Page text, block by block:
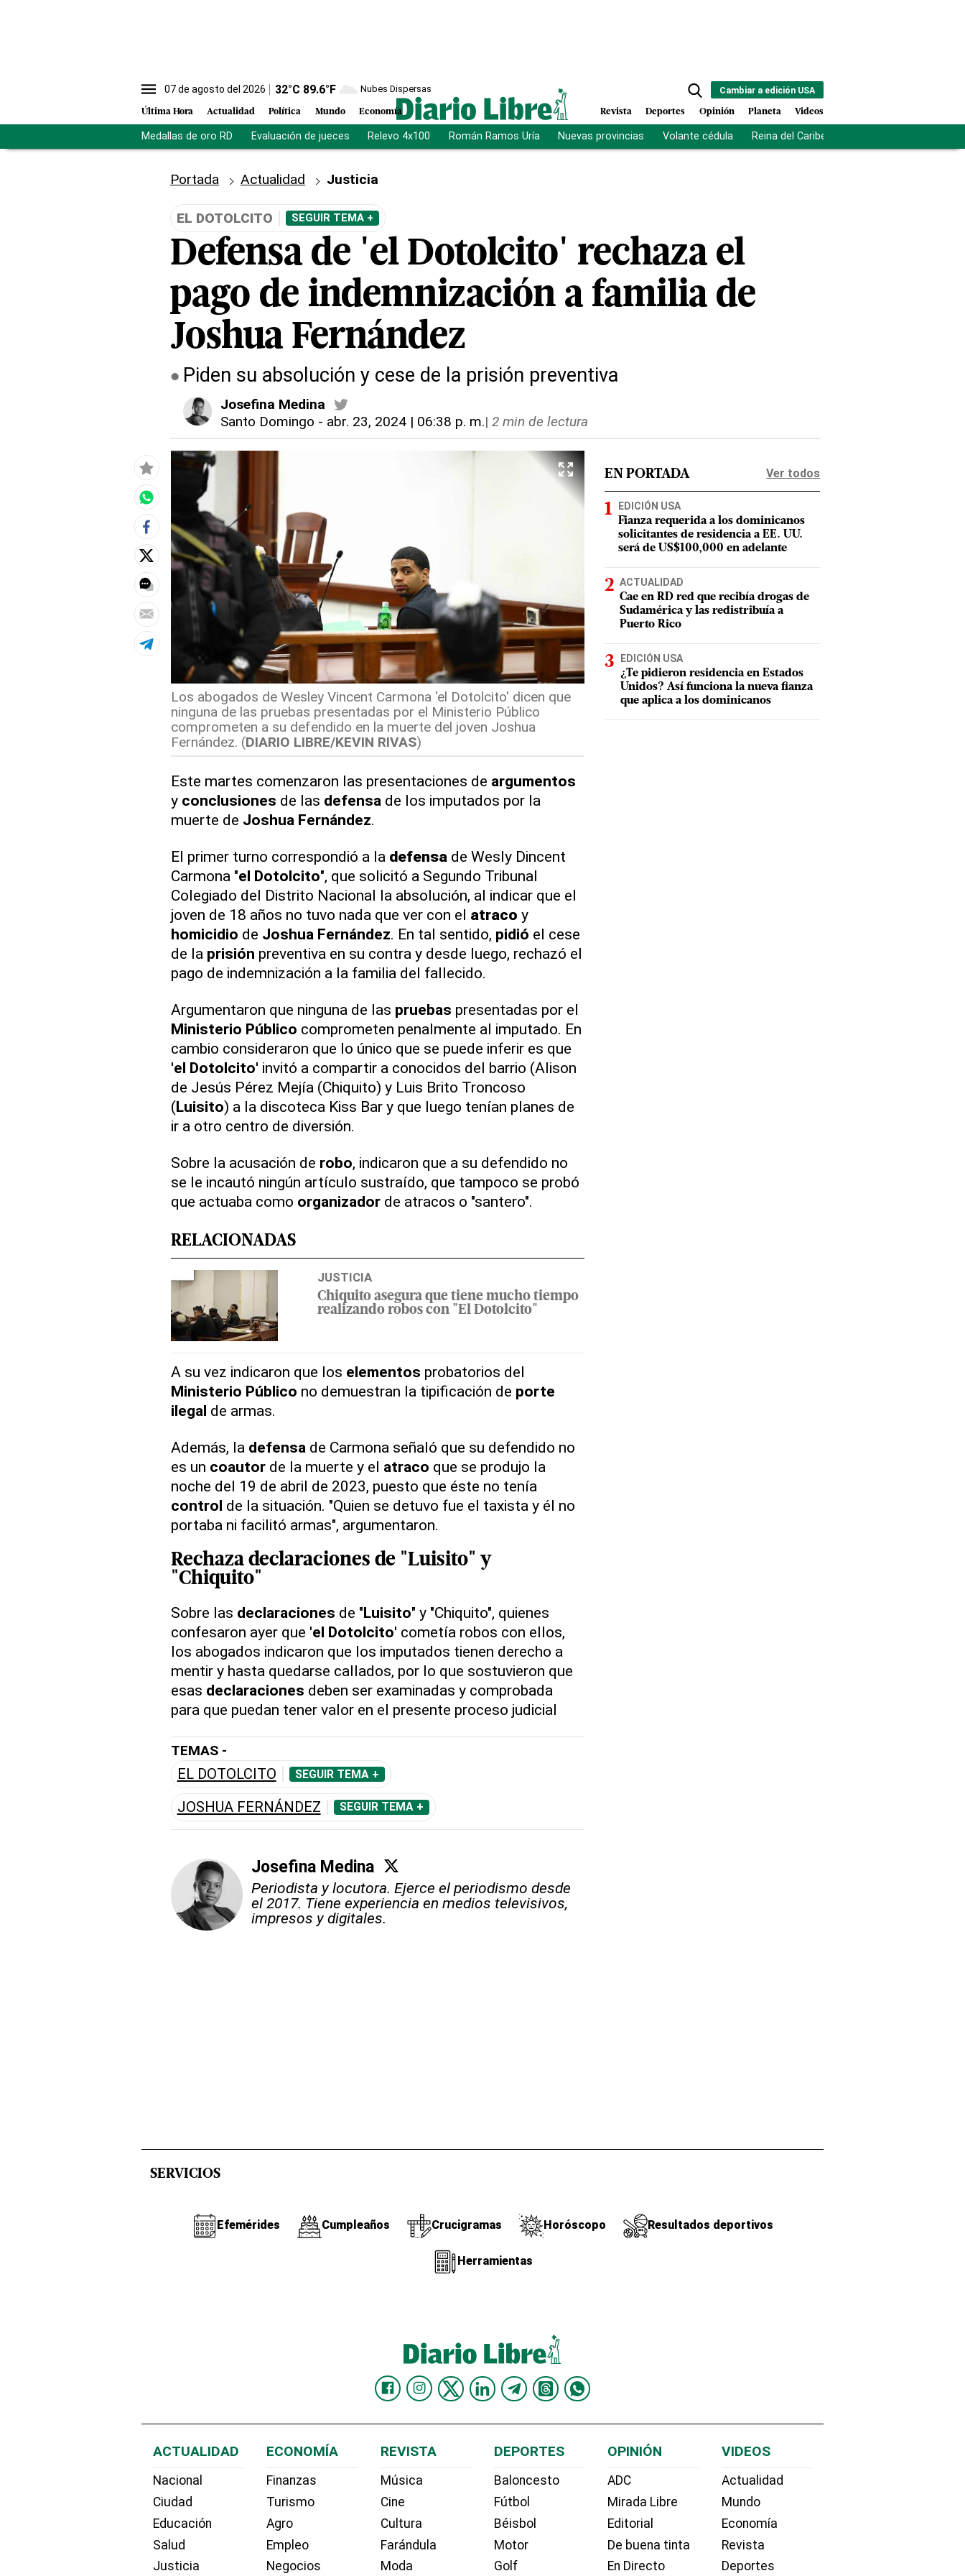
07 de agosto del 2026 32°C 89.6°F Nubes Dispersas
Última Hora Actualidad Política Mundo Economía
Cambiar a edición USA
Revista Deportes Opinión Planeta Videos
Medallas de oro RD Evaluación de jueces Relevo 4x100 Román Ramos Uría Nuevas provincias Volante cédula Reina del Caribe
Portada Actualidad Justicia
EL DOTOLCITO SEGUIR TEMA +
Defensa de 'el Dotolcito' rechaza el
pago de indemnización a familia de
Joshua Fernández
Piden su absolución y cese de la prisión preventiva
Josefina Medina
Santo Domingo - abr. 23, 2024 | 06:38 p. m.| 2 min de lectura
Los abogados de Wesley Vincent Carmona 'el Dotolcito' dicen que
ninguna de las pruebas presentadas por el Ministerio Público
comprometen a su defendido en la muerte del joven Joshua
Fernández. (DIARIO LIBRE/KEVIN RIVAS)
Este martes comenzaron las presentaciones de argumentos
y conclusiones de las defensa de los imputados por la
muerte de Joshua Fernández.
El primer turno correspondió a la defensa de Wesly Dincent
Carmona "el Dotolcito", que solicitó a Segundo Tribunal
Colegiado del Distrito Nacional la absolución, al indicar que el
joven de 18 años no tuvo nada que ver con el atraco y
homicidio de Joshua Fernández. En tal sentido, pidió el cese
de la prisión preventiva en su contra y desde luego, rechazó el
pago de indemnización a la familia del fallecido.
Argumentaron que ninguna de las pruebas presentadas por el
Ministerio Público comprometen penalmente al imputado. En
cambio consideraron que lo único que se puede inferir es que
'el Dotolcito' invitó a compartir a conocidos del barrio (Alison
de Jesús Pérez Mejía (Chiquito) y Luis Brito Troncoso
(Luisito) a la discoteca Kiss Bar y que luego tenían planes de
ir a otro centro de diversión.
Sobre la acusación de robo, indicaron que a su defendido no
se le incautó ningún artículo sustraído, que tampoco se probó
que actuaba como organizadorde atracos o "santero".
RELACIONADAS
JUSTICIA
Chiquito asegura que tiene mucho tiempo
realizando robos con "El Dotolcito"
A su vez indicaron que los elementos probatorios del
Ministerio Público no demuestran la tipificación de porte
ilegal de armas.
Además, la defensa de Carmona señaló que su defendido no
es un coautorde la muerte y el atraco que se produjo la
noche del 19 de abril de 2023, puesto que éste no tenía
control de la situación. "Quien se detuvo fue el taxista y él no
portaba ni facilitó armas", argumentaron.
Rechaza declaraciones de "Luisito" y
"Chiquito"
Sobre las declaraciones de "Luisito" y "Chiquito", quienes
confesaron ayer que 'el Dotolcito' cometía robos con ellos,
los abogados indicaron que los imputados tienen derecho a
mentir y hasta quedarse callados, por lo que sostuvieron que
esas declaraciones deben ser examinadas y comprobada
para que puedan tener valor en el presente proceso judicial
TEMAS -
EL DOTOLCITO SEGUIR TEMA +
JOSHUA FERNÁNDEZ SEGUIR TEMA +
Josefina Medina
Periodista y locutora. Ejerce el periodismo desde
el 2017. Tiene experiencia en medios televisivos,
impresos y digitales.
EN PORTADA Ver todos
EDICIÓN USA
Fianza requerida a los dominicanos
solicitantes de residencia a EE. UU.
será de US$100,000 en adelante
ACTUALIDAD
Cae en RD red que recibía drogas de
Sudamérica y las redistribuía a
Puerto Rico
EDICIÓN USA
¿Te pidieron residencia en Estados
Unidos? Así funciona la nueva fianza
que aplica a los dominicanos
SERVICIOS
Efemérides Cumpleaños Crucigramas Horóscopo Resultados deportivos
Herramientas
ACTUALIDAD
Nacional
Ciudad
Educación
Salud
Justicia
ECONOMÍA
Finanzas
Turismo
Agro
Empleo
Negocios
REVISTA
Música
Cine
Cultura
Farándula
Moda
DEPORTES
Baloncesto
Fútbol
Béisbol
Motor
Golf
OPINIÓN
ADC
Mirada Libre
Editorial
De buena tinta
En Directo
VIDEOS
Actualidad
Mundo
Economía
Revista
Deportes